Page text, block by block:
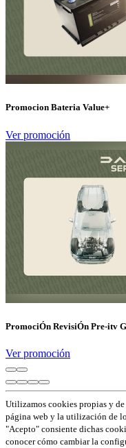
Promocion Bateria Value+
Ver promoción
PromociÓn RevisiÓn Pre-itv
Ver promoción
Utilizamos cookies propias y
página web y la utilización de
"Acepto" consiente dichas
conocer cómo cambiar la